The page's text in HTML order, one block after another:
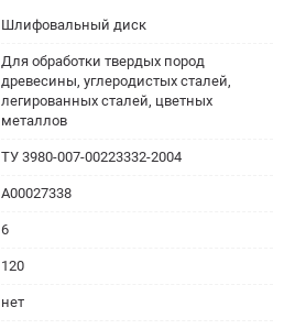
Шлифовальный диск
Для обработки твердых пород
древесины, углеродистых сталей,
легированных сталей, цветных
металлов
ТУ 3980-007-00223332-2004
A00027338
6
120
нет